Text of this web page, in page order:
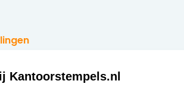
Klantenservice:
Kantoorstempels.nl